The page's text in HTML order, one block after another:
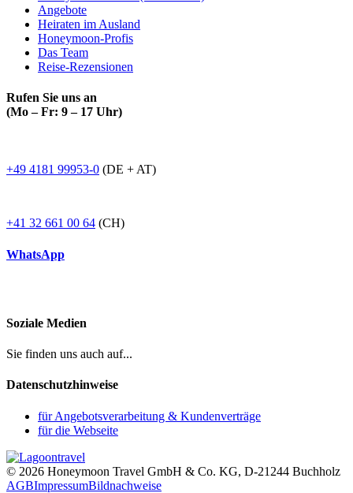
Angebote
Heiraten im Ausland
Honeymoon-Profis
Das Team
Reise-Rezensionen
Rufen Sie uns an
(Mo – Fr: 9 – 17 Uhr)
+49 4181 99953-0 (DE + AT)
+41 32 661 00 64 (CH)
WhatsApp
Soziale Medien
Sie finden uns auch auf...
Datenschutzhinweise
für Angebotsverarbeitung & Kundenverträge
für die Webseite
© 2026 Honeymoon Travel GmbH & Co. KG, D-21244 Buchholz
AGBImpressumBildnachweise